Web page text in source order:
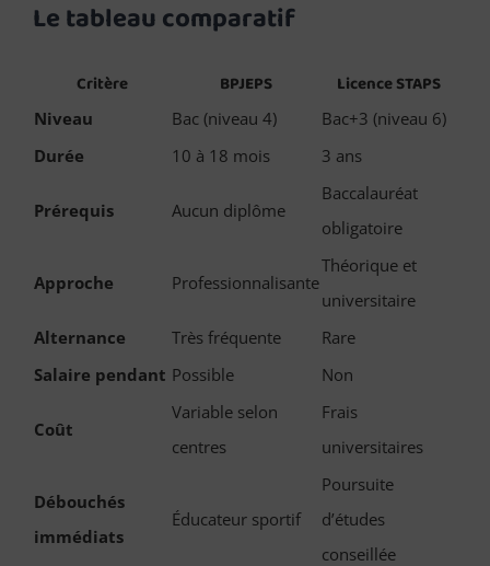
Le tableau comparatif
Critère BPJEPS Licence STAPS
Niveau Bac (niveau 4)
Bac+3 (niveau 6)
Durée
10 à 18 mois 3 ans
Prérequis Aucun diplôme
Baccalauréat
obligatoire
Approche Professionnalisante
Théorique et
universitaire
Alternance
Très fréquente
Rare
Salaire pendant Possible Non
Coût
Variable selon
centres
Frais
universitaires
Débouchés
immédiats
Éducateur sportif
Poursuite
d’études
conseillée